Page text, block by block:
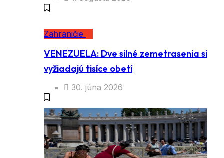
Zahraničie
VENEZUELA: Dve silné zemetrasenia si
vyžiadajú tisíce obetí
30. júna 2026